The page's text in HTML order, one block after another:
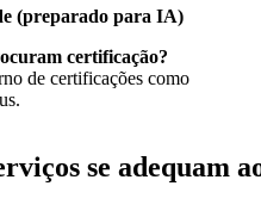
(preparado para IA)
certificação?
de certificações como
se adequam